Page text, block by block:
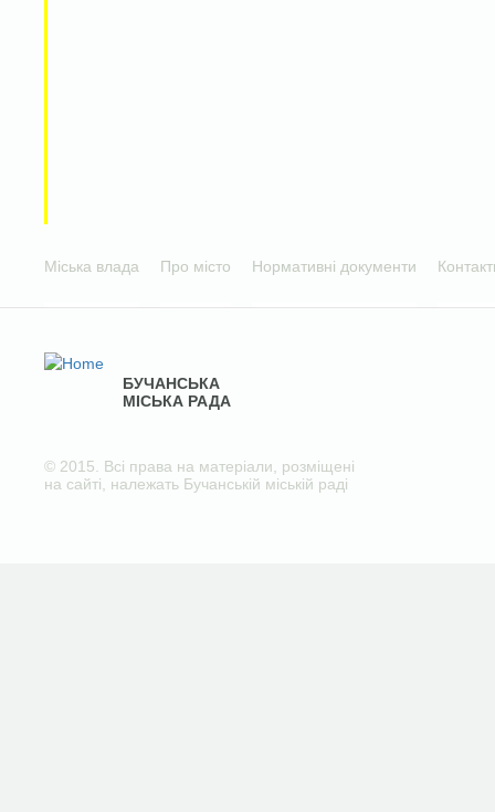
Міська влада Про місто Нормативні документи
БУЧАНСЬКА
МІСЬКА РАДА
© 2015. Всі права на матеріали, розміщені
на сайті, належать Бучанській міській раді